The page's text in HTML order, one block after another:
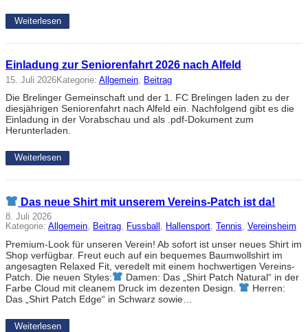
Weiterlesen
Einladung zur Seniorenfahrt 2026 nach Alfeld
15. Juli 2026Kategorie: Allgemein Beitrag
Die Brelinger Gemeinschaft und der 1. FC Brelingen laden zu der
diesjährigen Seniorenfahrt nach Alfeld ein. Nachfolgend gibt es die
Einladung in der Vorabschau und als .pdf-Dokument zum
Herunterladen.
Weiterlesen
Das neue Shirt mit unserem Vereins-Patch ist da!
8. Juli 2026
Kategorie: Allgemein, Beitrag, Fussball , Hallensport, Tennis, Vereinsheim
Premium-Look für unseren Verein! Ab sofort ist unser neues Shirt im
Shop verfügbar. Freut euch auf ein bequemes Baumwollshirt im
angesagten Relaxed Fit, veredelt mit einem hochwertigen Vereins-
Patch. Die neuen Styles:
Damen: Das „Shirt Patch Natural“ in der
Farbe Cloud mit cleanem Druck im dezenten Design.
Herren:
Das „Shirt Patch Edge“ in Schwarz sowie…
Weiterlesen